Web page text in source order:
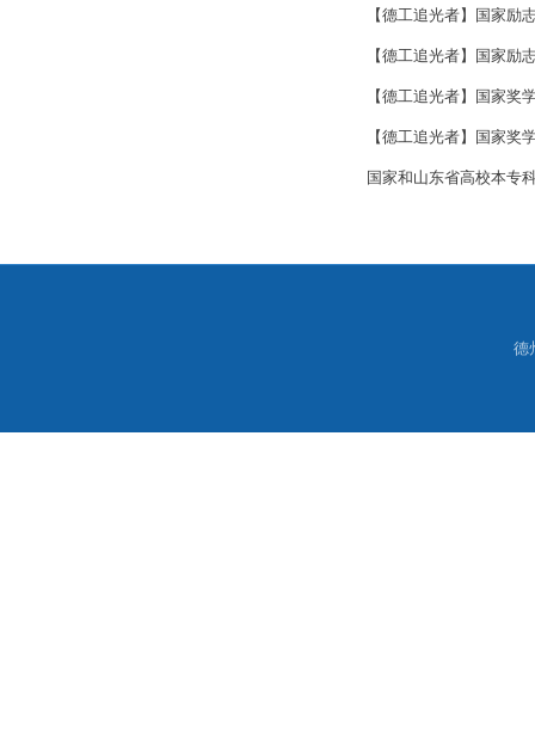
【德工追光者】国家励
【德工追光者】国家励
【德工追光者】国家奖
【德工追光者】国家奖
国家和山东省高校本专
德